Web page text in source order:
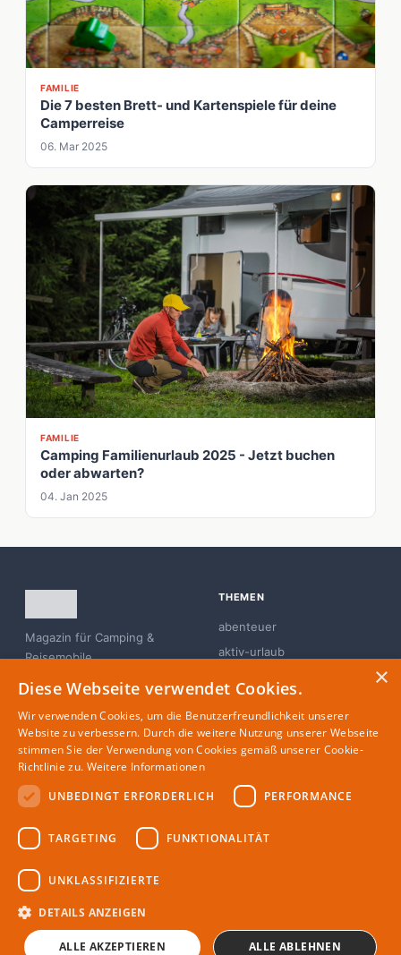
FAMILIE
Die 7 besten Brett- und Kartenspiele für deine
Camperreise
06. Mar 2025
FAMILIE
Camping Familienurlaub 2025 - Jetzt buchen
oder abwarten?
04. Jan 2025
Magazin für Camping &
Reisemobile
THEMEN
abenteuer
aktiv-urlaub
familie
glamping
MAGAZIN
Partner
Redaktion
Autoren
RECHTLICHES
Impressum
×
Diese Webseite verwendet Cookies.
Wir verwenden Cookies, um die Benutzerfreundlichkeit unserer
Website zu verbessern. Durch die weitere Nutzung unserer Webseite
stimmen Sie der Verwendung von Cookies gemäß unserer Cookie-
Richtlinie zu. Weitere Informationen
UNBEDINGT ERFORDERLICH
PERFORMANCE
TARGETING FUNKTIONALITÄT
UNKLASSIFIZIERTE
DETAILS ANZEIGEN
ALLE AKZEPTIEREN ALLE ABLEHNEN